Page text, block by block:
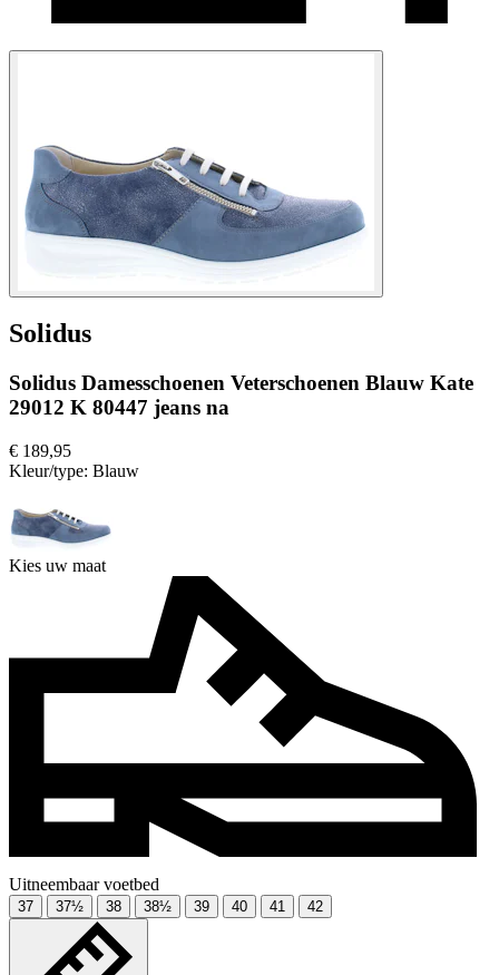
Solidus
Solidus Damesschoenen Veterschoenen Blauw Kate
29012 K 80447 jeans na
€ 189,95
Kleur/type: Blauw
Kies uw maat
Uitneembaar voetbed
37 37½ 38 38½ 39 40 41 42